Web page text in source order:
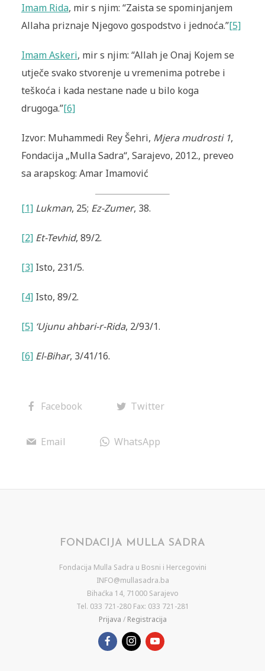
Imam Rida, mir s njim: “Zaista se spominjanjem
Allaha priznaje Njegovo gospodstvo i jednoća.”[5]
Imam Askeri, mir s njim: “Allah je Onaj Kojem se
utječe svako stvorenje u vremenima potrebe i
teškoća i kada nestane nade u bilo koga
drugoga.”[6]
Izvor: Muhammedi Rey Šehri, Mjera mudrosti 1,
Fondacija „Mulla Sadra“, Sarajevo, 2012., preveo
sa arapskog: Amar Imamović
[1] Lukman, 25; Ez-Zumer, 38.
[2] Et-Tevhid, 89/2.
[3]Isto, 231/5.
[4]Isto, 89/2.
[5] ‘Ujunu ahbari-r-Rida, 2/93/1.
[6] El-Bihar, 3/41/16.
Facebook Twitter
Email WhatsApp
FONDACIJA MULLA SADRA
Fondacija Mulla Sadra u Bosni i Hercegovini
INFO@mullasadra.ba
Bihaćka 14, 71000 Sarajevo
Tel. 033 721-280 Fax: 033 721-281
Prijava / Registracija